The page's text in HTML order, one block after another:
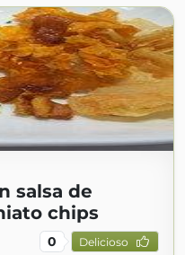
salsa de
chips
0 Delicioso